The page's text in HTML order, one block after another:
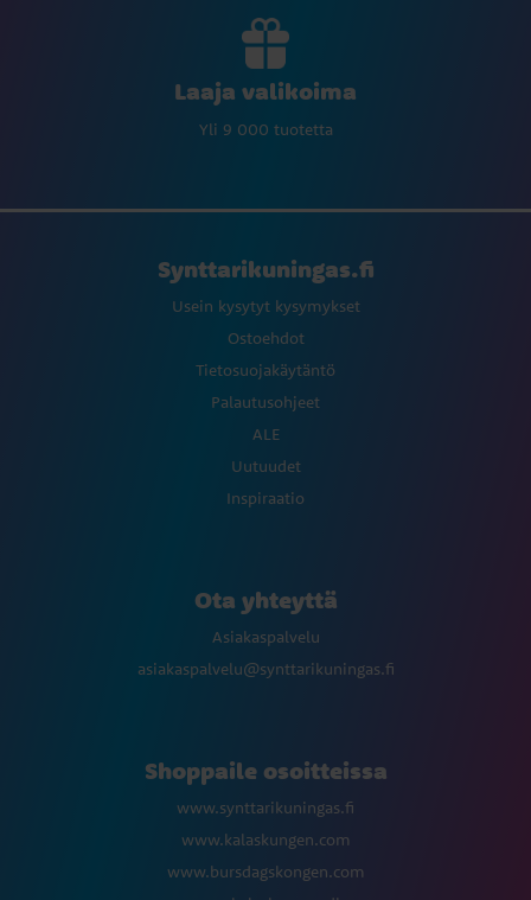
Laaja valikoima
Yli 9 000 tuotetta
Synttarikuningas.fi
Usein kysytyt kysymykset
Ostoehdot
Tietosuojakäytäntö
Palautusohjeet
ALE
Uutuudet
Inspiraatio
Ota yhteyttä
Asiakaspalvelu
asiakaspalvelu@synttarikuningas.fi
Shoppaile osoitteissa
www.synttarikuningas.fi
www.kalaskungen.com
www.bursdagskongen.com